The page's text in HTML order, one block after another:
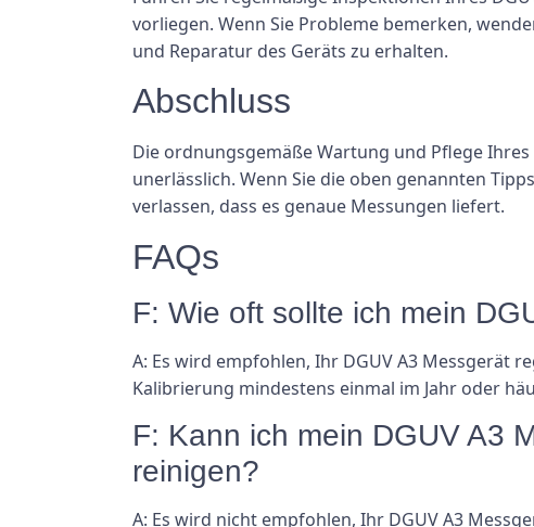
vorliegen. Wenn Sie Probleme bemerken,
und Reparatur des Geräts zu erhalten.
Abschluss
Die ordnungsgemäße Wartung und Pflege
unerlässlich. Wenn Sie die oben genannten
verlassen, dass es genaue Messungen liefert.
FAQs
F: Wie oft sollte ich mein
A: Es wird empfohlen, Ihr DGUV A3 Messgerät
Kalibrierung mindestens einmal im Jahr oder
F: Kann ich mein DGUV A3
reinigen?
A: Es wird nicht empfohlen, Ihr DGUV A3